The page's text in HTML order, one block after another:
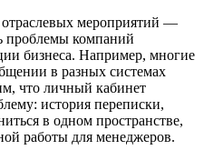
мероприятий —
проблемы компаний
бизнеса. Например, многие
в разных системах
что личный кабинет
история переписки,
в одном пространстве,
работы для менеджеров.